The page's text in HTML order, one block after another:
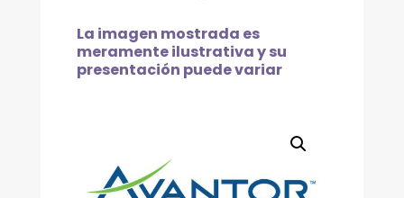
La imagen mostrada es
meramente ilustrativa y su
presentación puede variar